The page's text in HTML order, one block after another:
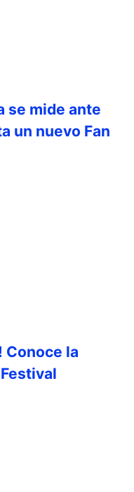
se mide ante
un nuevo Fan
Conoce la